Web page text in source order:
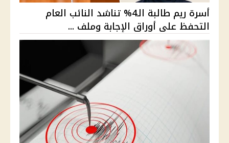
أسرة ريم طالبة الـ4% تناشد النائب العام
التحفظ على أوراق الإجابة وملف ...